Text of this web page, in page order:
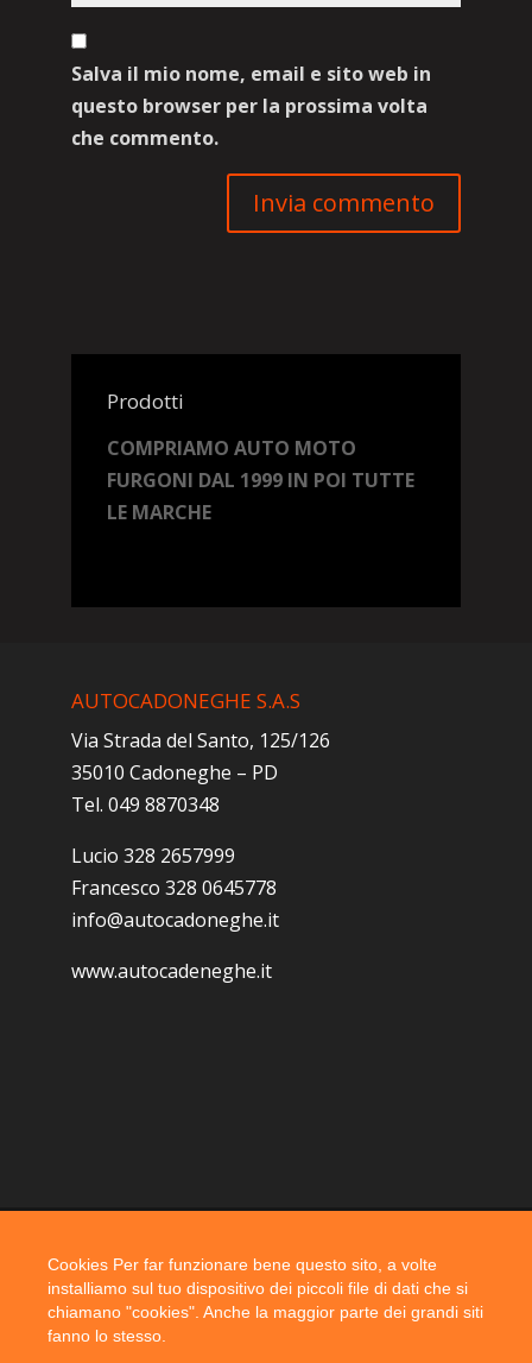
Salva il mio nome, email e sito web in
questo browser per la prossima volta
che commento.
Prodotti
COMPRIAMO AUTO MOTO
FURGONI DAL 1999 IN POI TUTTE
LE MARCHE
AUTOCADONEGHE S.A.S
Via Strada del Santo, 125/126
35010 Cadoneghe – PD
Tel. 049 8870348
Lucio 328 2657999
Francesco 328 0645778
info@autocadoneghe.it
www.autocadeneghe.it
Coyright 2019 @ autocadoneghe s.a.s.
Cookies Per far funzionare bene questo sito, a volte
installiamo sul tuo dispositivo dei piccoli file di dati che si
chiamano "cookies". Anche la maggior parte dei grandi siti
fanno lo stesso.